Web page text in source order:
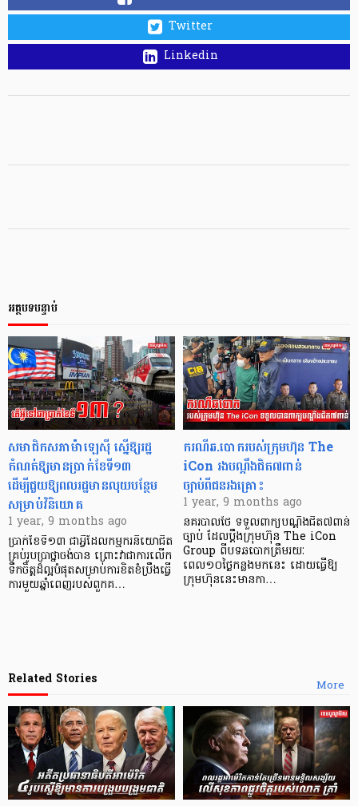
Twitter
Linkedin
អត្ថបទបន្ទាប់
សមាជិកសភាម៉ាឡេស៊ី ស្នើឱ្យរដ្ឋ
កំណត់ឱ្យមានប្រាក់ខែទី១៣
ដើម្បីជួយឱ្យពលរដ្ឋមានលុយបន្ថែម
សម្រាប់វិនិយោគ
1 year, 9 months ago
ប្រាក់ខែទី១៣ ជាអ្វីដែលកម្មករនិយោជិត
គ្រប់រូបប្រាថ្នាចង់បាន ព្រោះវាជាការលើក
ទឹកចិត្តដ៏ល្អបំផុតសម្រាប់ការខិតខំប្រឹងធ្វើ
ការមួយឆ្នាំពេញរបស់ពួកគ…
ករណីឆ.បោករបស់ក្រុមហ៊ុន The
iCon រងបណ្តឹងជិត៧ពាន់
ច្បាប់ពីជនរងគ្រោះ
1 year, 9 months ago
នគរបាលថៃ ទទួលពាក្យបណ្តឹងជិត៧ពាន់
ច្បាប់ ដែលប្ដឹងក្រុមហ៊ុន The iCon
Group ពីបទឆបោកត្រឹមរយៈ
ពេល១០ថ្ងៃកន្លងមកនេះ ដោយធ្វើឱ្យ
ក្រុមហ៊ុននេះមានកា…
More
Related Stories